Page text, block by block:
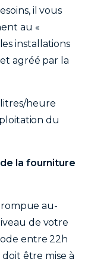
il vous
au «
installations
agréé par la
heure
du
la fourniture
au-
de votre
entre 22h
être mise à